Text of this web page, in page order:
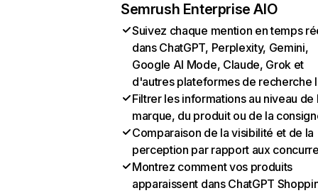
Semrush Enterprise AIO
Suivez chaque mention en temps
dans ChatGPT, Perplexity, Gemini,
Google AI Mode, Claude, Grok et
d'autres plateformes de recherche
Filtrer les informations au niveau de
marque, du produit ou de la
Comparaison de la visibilité et de la
perception par rapport aux
Montrez comment vos produits
apparaissent dans ChatGPT